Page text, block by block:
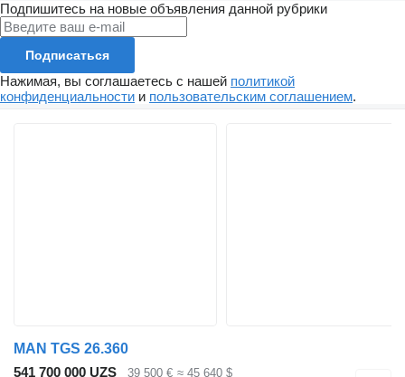
Подпишитесь на новые объявления данной рубрики
Подписаться
Нажимая, вы соглашаетесь с нашей политикой
конфиденциальности и пользовательским соглашением.
MAN TGS 26.360
541 700 000 UZS
39 500 € ≈ 45 640 $